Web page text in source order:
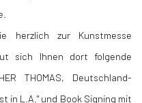
herzlich zur Kunstmesse
sich Ihnen dort folgende
THOMAS, Deutschland-
in L.A." und Book Signing mit